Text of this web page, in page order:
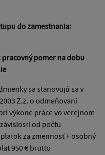
do zamestnania:
pomer na dobu
sa stanovujú sa v
Z.z. o odmeňovaní
výkone práce vo verejnom
od počtu
za zmennosť + osobný
950 € brutto